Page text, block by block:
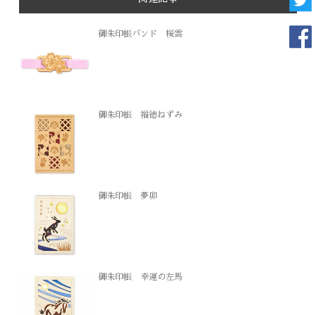
御朱印帳バンド 桜雲
御朱印帳 福徳ねずみ
御朱印帳 夢卯
御朱印帳 幸運の左馬